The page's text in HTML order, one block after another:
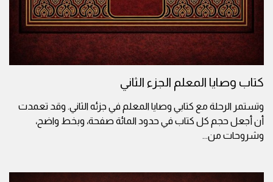
كتاب وصايا المعلم الجزء الثاني
وتستمر الرحلة مع كتابي وصايا المعلم في جزئه الثاني. وقد تعمدت
أن أجعل حجم كل كتاب في حدود المائة صفحة، وبخط واضح،
وشروحات من...